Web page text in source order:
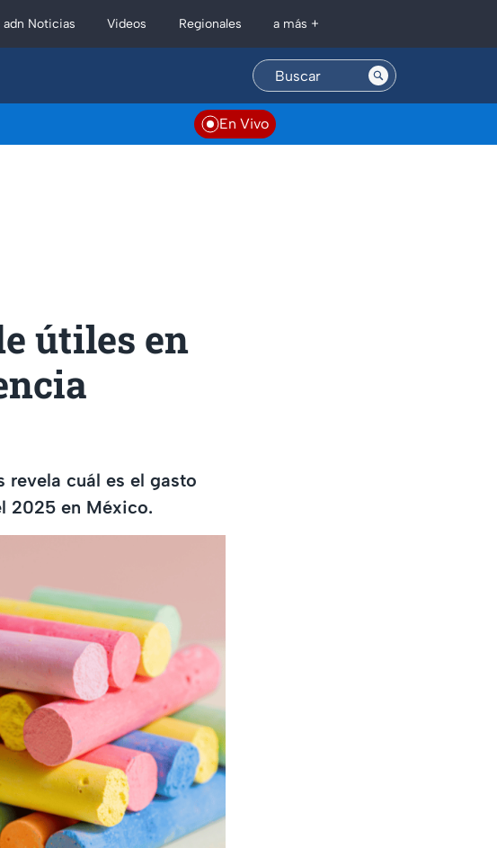
adn Noticias Videos Regionales a más +
En Vivo
útiles en
revela cuál es el gasto
2025 en México.